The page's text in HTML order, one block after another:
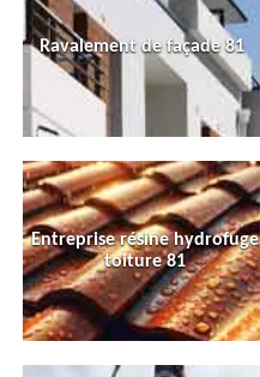
Ravalement de façade 81
Entreprise résine hydrofuge
toiture 81